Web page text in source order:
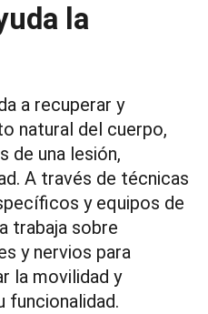
la
a recuperar y
natural del cuerpo,
de una lesión,
A través de técnicas
y equipos de
trabaja sobre
y nervios para
la movilidad y
funcionalidad.